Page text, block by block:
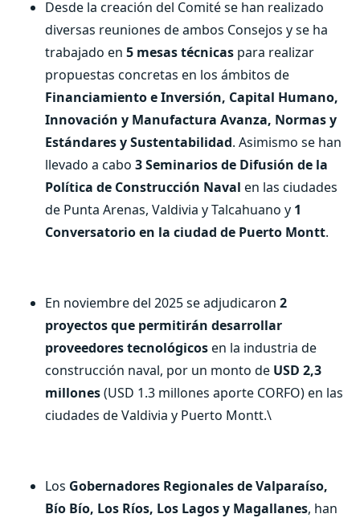
Desde la creación del Comité se han realizado
diversas reuniones de ambos Consejos y se ha
trabajado en 5 mesas técnicas para realizar
propuestas concretas en los ámbitos de
Financiamiento e Inversión, Capital Humano,
Innovación y Manufactura Avanza, Normas y
Estándares y Sustentabilidad. Asimismo se han
llevado a cabo 3 Seminarios de Difusión de la
Política de Construcción Naval en las ciudades
de Punta Arenas, Valdivia y Talcahuano y 1
Conversatorio en la ciudad de Puerto Montt.
En noviembre del 2025 se adjudicaron 2
proyectos que permitirán desarrollar
proveedores tecnológicosen la industria de
construcción naval, por un monto de USD 2,3
millones(USD 1.3 millones aporte CORFO) en las
ciudades de Valdivia y Puerto Montt.\
Los Gobernadores Regionales de Valparaíso,
Bío Bío, Los Ríos, Los Lagos y Magallanes, han